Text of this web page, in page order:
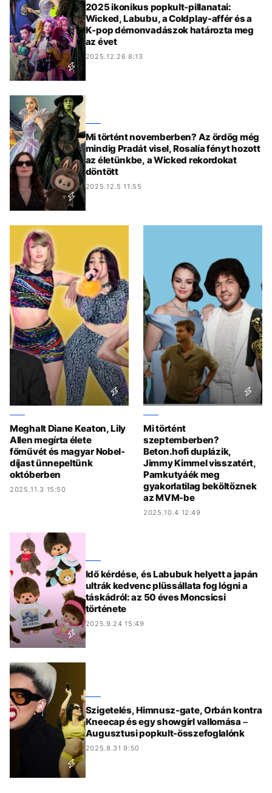
2025 ikonikus popkult-pillanatai:
Wicked, Labubu, a Coldplay-affér és a
K-pop démonvadászok határozta meg
az évet
2025.12.26 8:13
Mi történt novemberben? Az ördög még
mindig Pradát visel, Rosalía fényt hozott
az életünkbe, a Wicked rekordokat
döntött
2025.12.5 11:55
Meghalt Diane Keaton, Lily
Allen megírta élete
főművét és magyar Nobel-
díjast ünnepeltünk
októberben
2025.11.3 15:50
Mi történt
szeptemberben?
Beton.hofi duplázik,
Jimmy Kimmel visszatért,
Pamkutyáék meg
gyakorlatilag beköltöznek
az MVM-be
2025.10.4 12:49
Idő kérdése, és Labubuk helyett a japán
ultrák kedvenc plüssállata fog lógni a
táskádról: az 50 éves Moncsicsi
története
2025.9.24 15:49
Szigetelés, Himnusz-gate, Orbán kontra
Kneecap és egy showgirl vallomása –
Augusztusi popkult-összefoglalónk
2025.8.31 9:50